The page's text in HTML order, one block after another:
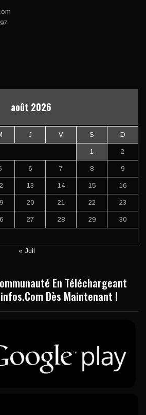
août 2026
J V S D
1 2
6 7 8 9
13 14 15 16
20 21 22 23
27 28 29 30
« Juil
En Téléchargeant
Dès Maintenant !